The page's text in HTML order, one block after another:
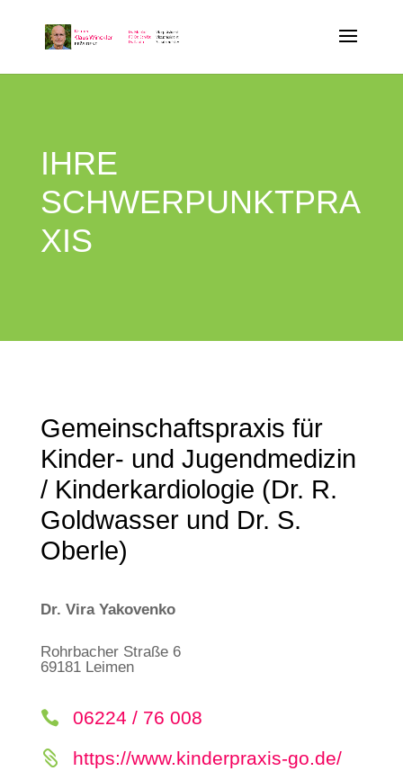
IHRE
SCHWERPUNKTPRA
XIS
Gemeinschaftspraxis für
Kinder- und Jugendmedizin
/ Kinderkardiologie (Dr. R.
Goldwasser und Dr. S.
Oberle)
Dr. Vira Yakovenko
Rohrbacher Straße 6
69181 Leimen
 06224 / 76 008
 https://www.kinderpraxis-go.de/